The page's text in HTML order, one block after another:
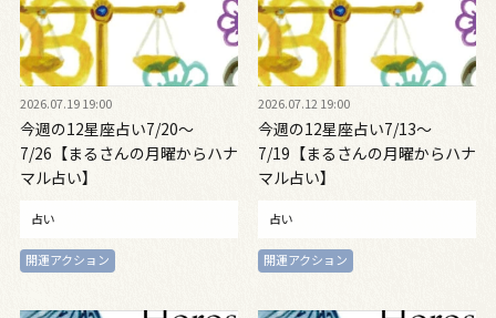
2026.07.19 19:00
今週の12星座占い7/20～
7/26【まるさんの月曜からハナ
マル占い】
占い
開運アクション
2026.07.12 19:00
今週の12星座占い7/13～
7/19【まるさんの月曜からハナ
マル占い】
占い
開運アクション